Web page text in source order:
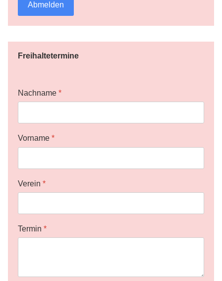
Abmelden
Freihaltetermine
Nachname *
Vorname *
Verein *
Termin *